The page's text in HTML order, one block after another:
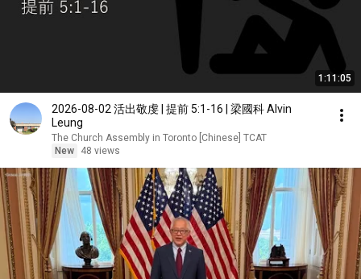
1:11:05
2026-08-02 活出敬虔 | 提前 5:1-16 | 梁國科 Alvin
Leung
The Church Assembly in Toronto [Chinese] TCAT
New
48 views